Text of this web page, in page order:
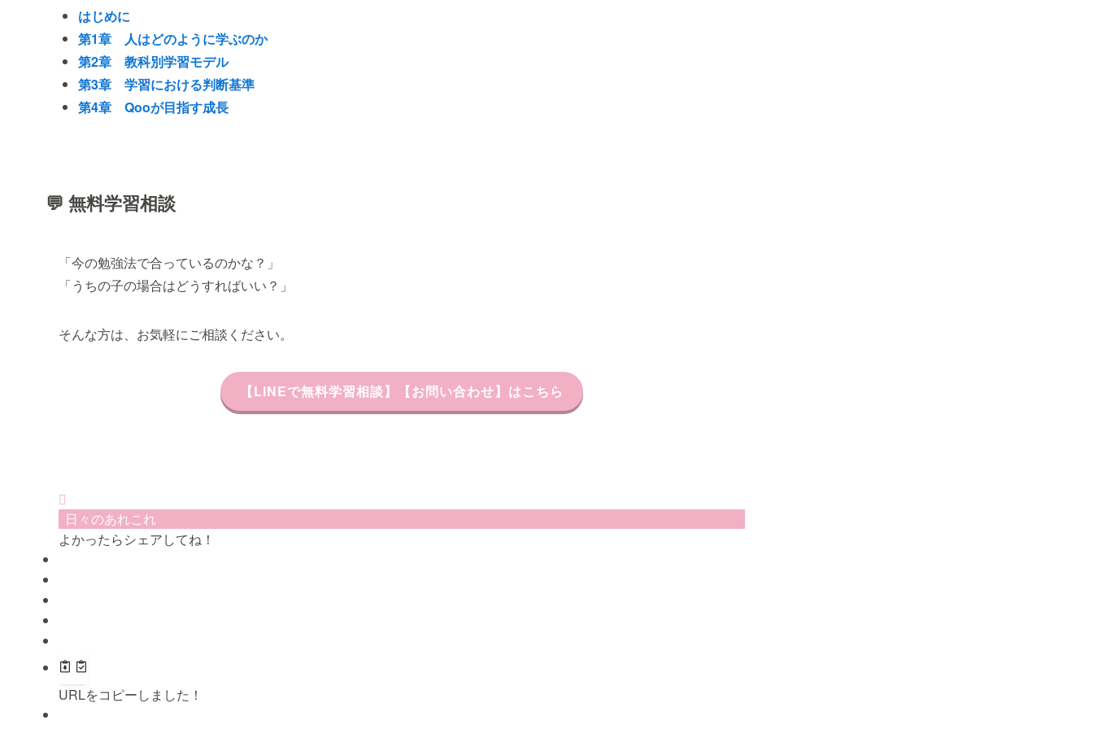
はじめに
第1章 人はどのように学ぶのか
第2章 教科別学習モデル
第3章 学習における判断基準
第4章 Qooが目指す成長
💬 無料学習相談
「今の勉強法で合っているのかな？」
「うちの子の場合はどうすればいい？」
そんな方は、お気軽にご相談ください。
【LINEで無料学習相談】【お問い合わせ】はこちら
日々のあれこれ
よかったらシェアしてね！
URLをコピーしました！